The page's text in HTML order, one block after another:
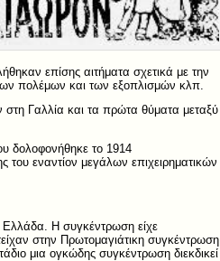
επίσης αιτήματα σχετικά με την
πολέμων και των εξοπλισμών κλπ.
Γαλλία και τα πρώτα θύματα μεταξύ
δολοφονήθηκε το 1914
του εναντίον μεγάλων επιχειρηματικών
Η συγκέντρωση είχε
στην Πρωτομαγιάτικη συγκέντρωση
μια ογκώδης συγκέντρωση διεκδικεί